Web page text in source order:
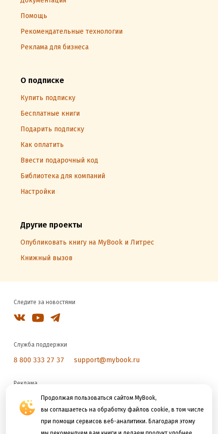
Продолжая пользоваться сайтом MyBook,
вы соглашаетесь на обработку файлов cookie, в том числе
при помощи сервисов веб-аналитики. Благодаря этому
Помощь
Рекомендательные технологии
Реклама для бизнеса
О подписке
Купить подписку
Бесплатные книги
Подарить подписку
Как оплатить
Ввести подарочный код
Библиотека для компаний
Настройки
Другие проекты
Опубликовать книгу на MyBook и Литрес
Книжный вызов
Следите за новостями
Служба поддержки
8 800 333 27 37 support@mybook.ru
Реклама
reklama@litres.ru
Мы принимаем к оплате